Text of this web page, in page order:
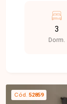
reúne
serviços e
em LED,
armários,
3
Dorm.
Cód. 52859